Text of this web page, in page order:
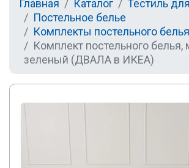
Главная Каталог
Тестиль
Постельное белье
Комплекты постельного белья
Комплект постельного белья,
зеленый (ДВАЛА в ИКЕА)